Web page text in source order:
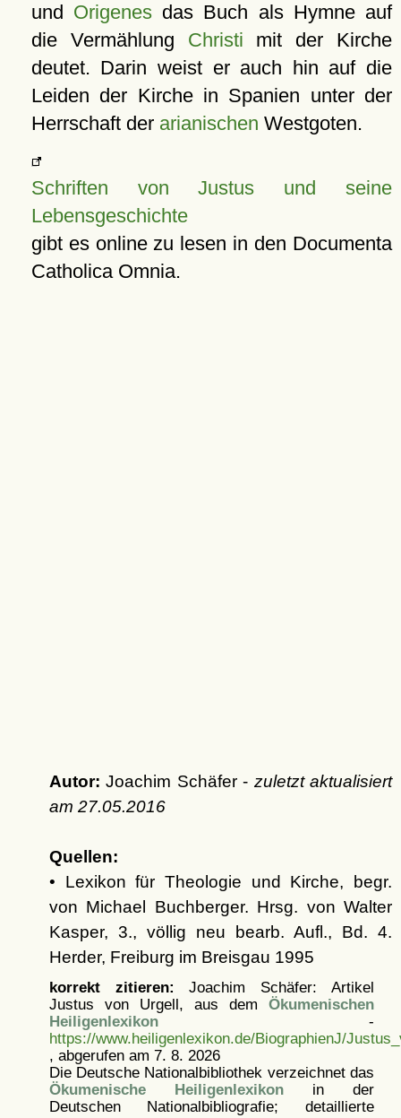
und Origenes das Buch als Hymne auf
die Vermählung Christi mit der Kirche
deutet. Darin weist er auch hin auf die
Leiden der Kirche in Spanien unter der
Herrschaft der arianischen Westgoten.
Schriften von Justus und seine
Lebensgeschichte
gibt es online zu lesen in den Documenta
Catholica Omnia.
Autor: Joachim Schäfer - zuletzt aktualisiert
am 27.05.2016
Quellen:
• Lexikon für Theologie und Kirche, begr.
von Michael Buchberger. Hrsg. von Walter
Kasper, 3., völlig neu bearb. Aufl., Bd. 4.
Herder, Freiburg im Breisgau 1995
korrekt zitieren: Joachim Schäfer: Artikel
Justus von Urgell, aus dem Ökumenischen
Heiligenlexikon-
https://www.heiligenlexikon.de/BiographienJ/
, abgerufen am 7. 8. 2026
Die Deutsche Nationalbibliothek verzeichnet das
Ökumenische Heiligenlexikonin der
Deutschen Nationalbibliografie; detaillierte